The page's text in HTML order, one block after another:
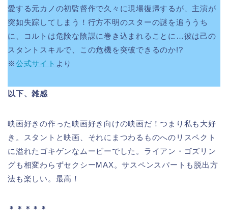
愛する元カノの初監督作で久々に現場復帰するが、主演が
突如失踪してしまう！行方不明のスターの謎を追ううち
に、コルトは危険な陰謀に巻き込まれることに…彼は己の
スタントスキルで、この危機を突破できるのか!?
※公式サイト より
以下、雑感
映画好きの作った映画好き向けの映画だ！つまり私も大好
き。スタントと映画、それにまつわるものへのリスペクト
に溢れたゴキゲンなムービーでした。ライアン・ゴズリン
グも相変わらずセクシーMAX。サスペンスパートも脱出方
法も楽しい。最高！
＊＊＊＊＊